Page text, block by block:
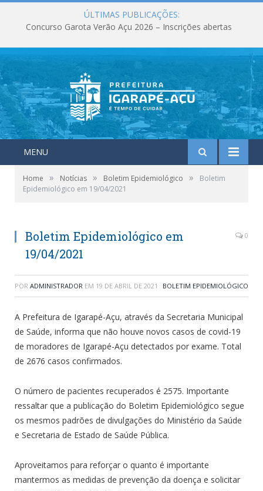
ÚLTIMAS PUBLICAÇÕES:
Concurso Garota Verão Açu 2026 – Inscrições abertas
MENU
Home » Notícias » Boletim Epidemiológico »
Boletim
Epidemiológico em 19/04/2021
Boletim Epidemiológico em
19/04/2021
0
POR ADMINISTRADOR EM 19 DE ABRIL DE 2021 BOLETIM EPIDEMIOLÓGICO
A Prefeitura de Igarapé-Açu, através da Secretaria Municipal
de Saúde, informa que não houve novos casos de covid-19
de moradores de Igarapé-Açu detectados por exame. Total
de 2676 casos confirmados.
O número de pacientes recuperados é 2575. Importante
ressaltar que a publicação do Boletim Epidemiológico segue
os mesmos padrões de divulgações do Ministério da Saúde
e Secretaria de Estado de Saúde Pública.
Aproveitamos para reforçar o quanto é importante
mantermos as medidas de prevenção da doença e solicitar